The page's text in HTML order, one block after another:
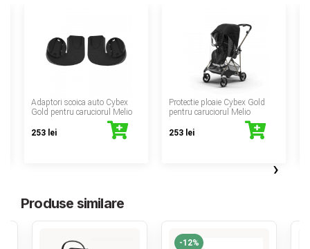
Adaptori scoica auto Cybex
Gold pentru caruciorul Melio
253 lei
Protectie ploaie Cybex Gold
pentru caruciorul Melio
253 lei
›
Produse similare
-12%